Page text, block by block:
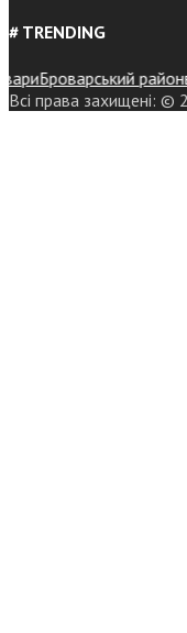
# TRENDING
Броварський район
Всі права захищені: ©